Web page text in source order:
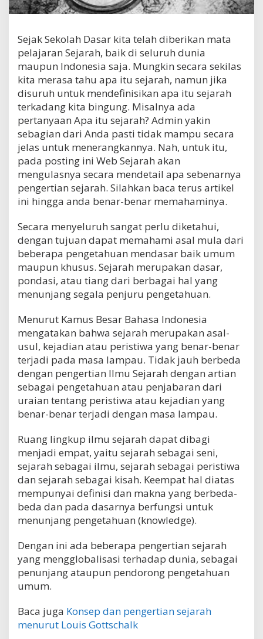
a
r
U
m
u
m
d
a
n
M
e
n
u
r
u
t
P
a
r
A
h
l
i
Sejak Sekolah Dasar kita telah diberikan mata
pelajaran Sejarah, baik di seluruh dunia
maupun Indonesia saja. Mungkin secara sekilas
kita merasa tahu apa itu sejarah, namun jika
disuruh untuk mendefinisikan apa itu sejarah
terkadang kita bingung. Misalnya ada
pertanyaan Apa itu sejarah? Admin yakin
sebagian dari Anda pasti tidak mampu secara
jelas untuk menerangkannya. Nah, untuk itu,
pada posting ini Web Sejarah akan
mengulasnya secara mendetail apa sebenarnya
pengertian sejarah. Silahkan baca terus artikel
ini hingga anda benar-benar memahaminya.
Secara menyeluruh sangat perlu diketahui,
dengan tujuan dapat memahami asal mula dari
beberapa pengetahuan mendasar baik umum
maupun khusus. Sejarah merupakan dasar,
pondasi, atau tiang dari berbagai hal yang
menunjang segala penjuru pengetahuan.
Menurut Kamus Besar Bahasa Indonesia
mengatakan bahwa sejarah merupakan asal-
usul, kejadian atau peristiwa yang benar-benar
terjadi pada masa lampau. Tidak jauh berbeda
dengan pengertian Ilmu Sejarah dengan artian
sebagai pengetahuan atau penjabaran dari
uraian tentang peristiwa atau kejadian yang
benar-benar terjadi dengan masa lampau.
Ruang lingkup ilmu sejarah dapat dibagi
menjadi empat, yaitu sejarah sebagai seni,
sejarah sebagai ilmu, sejarah sebagai peristiwa
dan sejarah sebagai kisah. Keempat hal diatas
mempunyai definisi dan makna yang berbeda-
beda dan pada dasarnya berfungsi untuk
menunjang pengetahuan (knowledge).
Dengan ini ada beberapa pengertian sejarah
yang mengglobalisasi terhadap dunia, sebagai
penunjang ataupun pendorong pengetahuan
umum.
Baca juga Konsep dan pengertian sejarah
menurut Louis Gottschalk